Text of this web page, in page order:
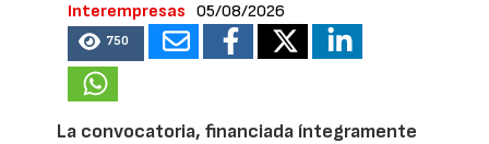
Interempresas
05/08/2026
750
La convocatoria, financiada íntegramente